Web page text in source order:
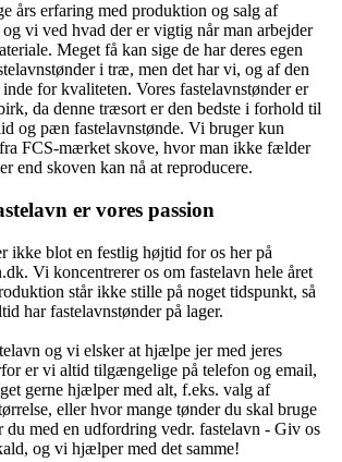
års erfaring med produktion og salg af
og vi ved hvad der er vigtig når man arbejder
Meget få kan sige de har deres egen
i træ, men det har vi, og af den
for kvaliteten. Vores fastelavnstønder er
da denne træsort er den bedste i forhold til
og pæn fastelavnstønde. Vi bruger kun
FCS-mærket skove, hvor man ikke fælder
end skoven kan nå at reproducere.
er vores passion
ikke blot en festlig højtid for os her på
Vi koncentrerer os om fastelavn hele året
står ikke stille på noget tidspunkt, så
har fastelavnstønder på lager.
og vi elsker at hjælpe jer med jeres
er vi altid tilgængelige på telefon og email,
gerne hjælper med alt, f.eks. valg af
eller hvor mange tønder du skal bruge
du med en udfordring vedr. fastelavn - Giv os
og vi hjælper med det samme!